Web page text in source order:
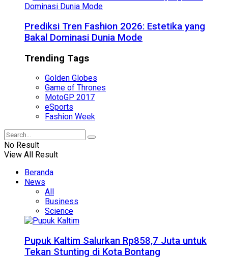
Prediksi Tren Fashion 2026: Estetika yang
Bakal Dominasi Dunia Mode
Trending Tags
Golden Globes
Game of Thrones
MotoGP 2017
eSports
Fashion Week
No Result
View All Result
Beranda
News
All
Business
Science
Pupuk Kaltim Salurkan Rp858,7 Juta untuk
Tekan Stunting di Kota Bontang